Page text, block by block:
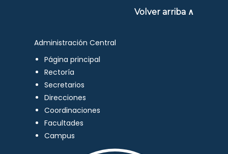
Volver arriba ∧
Administración Central
Página principal
Rectoría
Secretarios
Direcciones
Coordinaciones
Facultades
Campus